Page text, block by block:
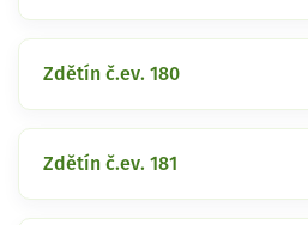
Zdětín č.ev. 180
Zdětín č.ev. 181